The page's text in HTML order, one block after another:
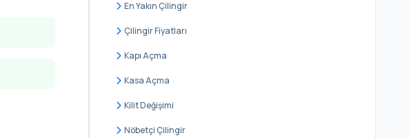
En Yakın Çilingir
Çilingir Fiyatları
Kapı Açma
Kasa Açma
Kilit Değişimi
Nöbetçi Çilingir